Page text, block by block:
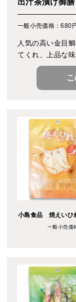
出汁茶漬け御
一般小売価格：
人気の高い金目
てくれ、上品な
年配のかたにも
小島食品 焼えいひ
一般小売